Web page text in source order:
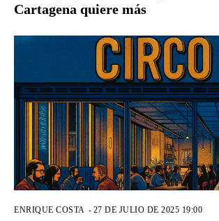
Cartagena quiere más
ENRIQUE COSTA - 27 DE JULIO DE 2025 19:00